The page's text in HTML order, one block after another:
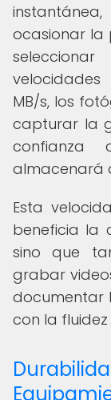
ocasionar la
MB/s, los
capturar la
almacenará
Esta
beneficia la
sino que
grabar
documentar
con la